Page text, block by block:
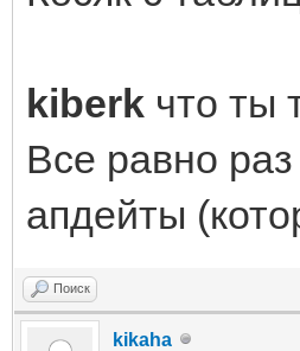
kiberk что ты
Все равно
апдейты
Поиск
kikaha